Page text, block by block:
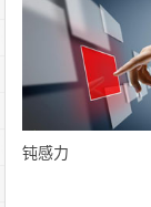
钝感力